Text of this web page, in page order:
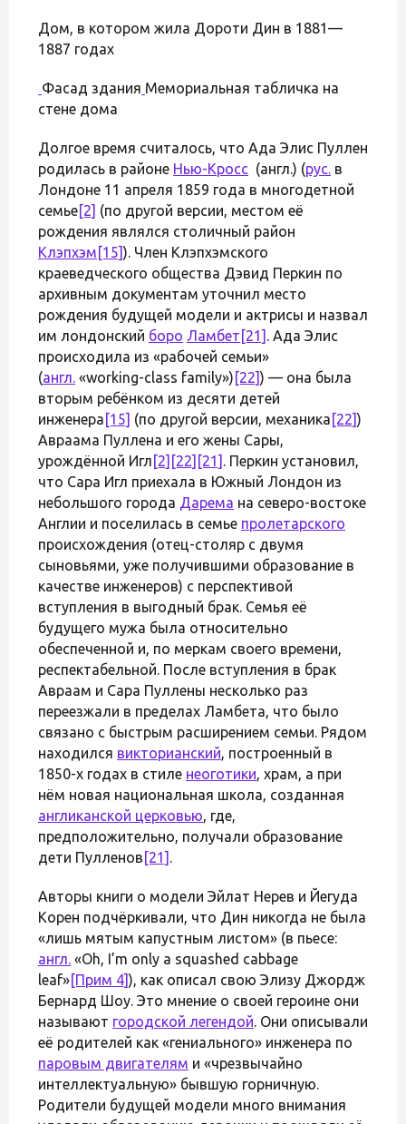
Дом, в котором жила Дороти Дин в 1881—
1887 годах
Фасад здания Мемориальная табличка на
стене дома
Долгое время считалось, что Ада Элис Пуллен
родилась в районе Нью-Кросс (англ.) (рус. в
Лондоне 11 апреля 1859 года в многодетной
семье[2] (по другой версии, местом её
рождения являлся столичный район
Клэпхэм [15]). Член Клэпхэмского
краеведческого общества Дэвид Перкин по
архивным документам уточнил место
рождения будущей модели и актрисы и назвал
им лондонский боро Ламбет [21] . Ада Элис
происходила из «рабочей семьи»
(англ. «working-class family») [22]) — она была
вторым ребёнком из десяти детей
инженера [15] (по другой версии, механика [22])
Авраама Пуллена и его жены Сары,
урождённой Игл [2] [22] [21] . Перкин установил,
что Сара Игл приехала в Южный Лондон из
небольшого города Дарема на северо-востоке
Англии и поселилась в семье пролетарского
происхождения (отец-столяр с двумя
сыновьями, уже получившими образование в
качестве инженеров) с перспективой
вступления в выгодный брак. Семья её
будущего мужа была относительно
обеспеченной и, по меркам своего времени,
респектабельной. После вступления в брак
Авраам и Сара Пуллены несколько раз
переезжали в пределах Ламбета, что было
связано с быстрым расширением семьи. Рядом
находился викторианский, построенный в
1850-х годах в стиле неоготики, храм, а при
нём новая национальная школа, созданная
англиканской церковью, где,
предположительно, получали образование
дети Пулленов [21] .
Авторы книги о модели Эйлат Нерев и Йегуда
Корен подчёркивали, что Дин никогда не была
«лишь мятым капустным листом» (в пьесе:
англ. «Oh, I’m only a squashed cabbage
leaf»[Прим 4]), как описал свою Элизу Джордж
Бернард Шоу. Это мнение о своей героине они
называют городской легендой. Они описывали
её родителей как «гениального» инженера по
паровым двигателям и «чрезвычайно
интеллектуальную» бывшую горничную.
Родители будущей модели много внимания